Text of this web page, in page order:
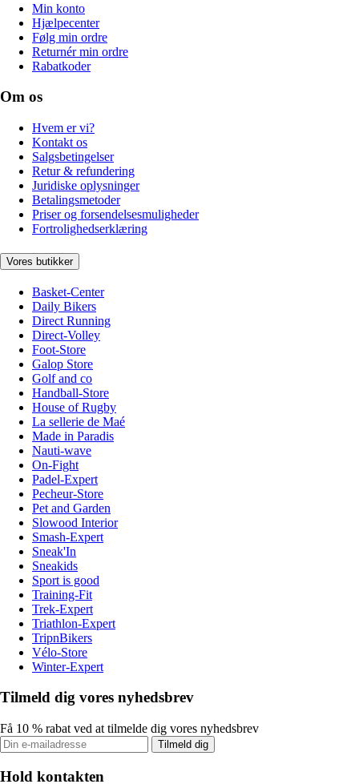
Min konto
Hjælpecenter
Følg min ordre
Returnér min ordre
Rabatkoder
Om os
Hvem er vi?
Kontakt os
Salgsbetingelser
Retur & refundering
Juridiske oplysninger
Betalingsmetoder
Priser og forsendelsesmuligheder
Fortrolighedserklæring
Vores butikker
Basket-Center
Daily Bikers
Direct Running
Direct-Volley
Foot-Store
Galop Store
Golf and co
Handball-Store
House of Rugby
La sellerie de Maé
Made in Paradis
Nauti-wave
On-Fight
Padel-Expert
Pecheur-Store
Pet and Garden
Slowood Interior
Smash-Expert
Sneak'In
Sneakids
Sport is good
Training-Fit
Trek-Expert
Triathlon-Expert
TripnBikers
Vélo-Store
Winter-Expert
Tilmeld dig vores nyhedsbrev
Få 10 % rabat ved at tilmelde dig vores nyhedsbrev
Tilmeld dig
Hold kontakten